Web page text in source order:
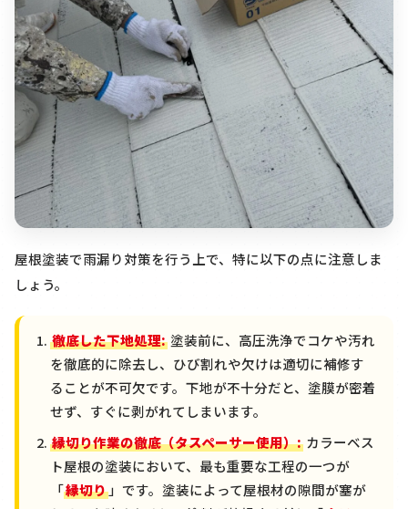
屋根塗装で雨漏り対策を行う上で、特に以下の点に注意しま
しょう。
徹底した下地処理: 塗装前に、高圧洗浄でコケや汚れ
を徹底的に除去し、ひび割れや欠けは適切に補修す
ることが不可欠です。下地が不十分だと、塗膜が密着
せず、すぐに剥がれてしまいます。
縁切り作業の徹底（タスペーサー使用）: カラーベス
ト屋根の塗装において、最も重要な工程の一つが
「縁切り 」です。塗装によって屋根材の隙間が塞が